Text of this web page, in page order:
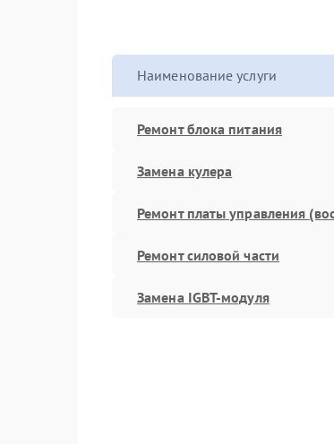
Наименование услуги
Ремонт блока питания
Замена кулера
Ремонт платы управления
Ремонт силовой части
Замена IGBT-модуля